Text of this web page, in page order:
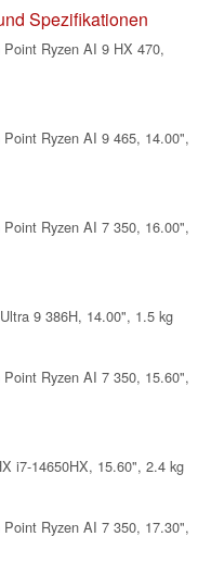
Spezifikationen
Ryzen AI 9 HX 470,
Ryzen AI 9 465, 14.00",
Ryzen AI 7 350, 16.00",
9 386H, 14.00", 1.5 kg
Ryzen AI 7 350, 15.60",
i7-14650HX, 15.60", 2.4 kg
Ryzen AI 7 350, 17.30",